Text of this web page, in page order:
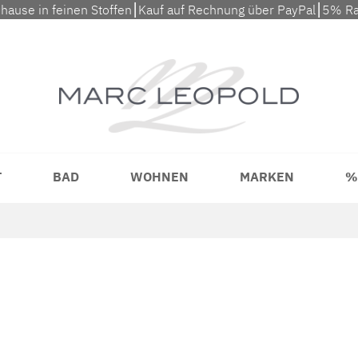
in feinen Stoffen⎮Kauf auf Rechnung über PayPal⎮5%
BAD WOHNEN MARKEN